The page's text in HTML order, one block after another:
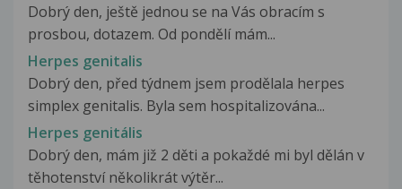
Dobrý den, ještě jednou se na Vás obracím s
prosbou, dotazem. Od pondělí mám...
Herpes genitalis
Dobrý den, před týdnem jsem prodělala herpes
simplex genitalis. Byla sem hospitalizována...
Herpes genitális
Dobrý den, mám již 2 děti a pokaždé mi byl dělán v
těhotenství několikrát výtěr...